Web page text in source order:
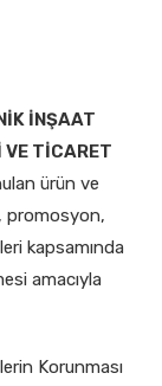
İNŞAAT
VE TİCARET
ürün ve
promosyon,
kapsamında
amacıyla
Korunması